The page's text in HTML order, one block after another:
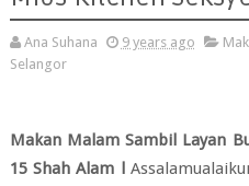
Ana Suhana 9 years ago
Selangor
Makan Malam Sambil Layan
15 Shah Alam l